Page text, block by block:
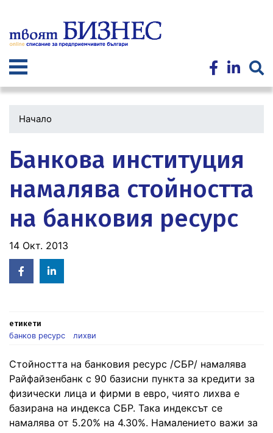
към
основното
Начало
Банкова институция
намалява стойността
на банковия ресурс
14 Окт. 2013
Facebook
in
етикети
банков ресурс
лихви
Стойността на банковия ресурс /СБР/ намалява
Райфайзенбанк с 90 базисни пункта за кредити за
физически лица и фирми в евро, чиято лихва е
базирана на индекса СБР. Така индексът се
намалява от 5.20% на 4.30%. Намалението важи за